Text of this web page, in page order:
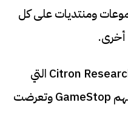
ومنتديات على كل
واحدة من الشركات الكبرى هي Citron Research التي
ذهبت للبيع على المكشوف لأسهم GameStop وتعرضت